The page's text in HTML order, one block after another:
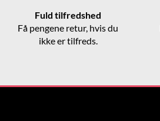
Fuld tilfredshed
Få pengene retur, hvis du
ikke er tilfreds.